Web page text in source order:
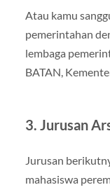
Atau kamu
pemerintahan
lembaga
BATAN,
3. Jurusan
Jurusan
mahasiswa